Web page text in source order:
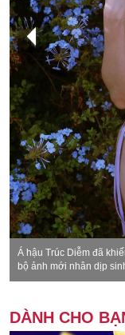
Á hậu Trúc Diễm đã
bộ ảnh mới nhân dịp